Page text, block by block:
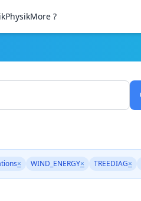
PhysikMore ?
× WIND_ENERGY× TREEDIAG×